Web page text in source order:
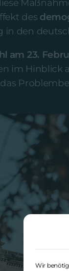
des
in den
am 23.
im Hinblick
Wir